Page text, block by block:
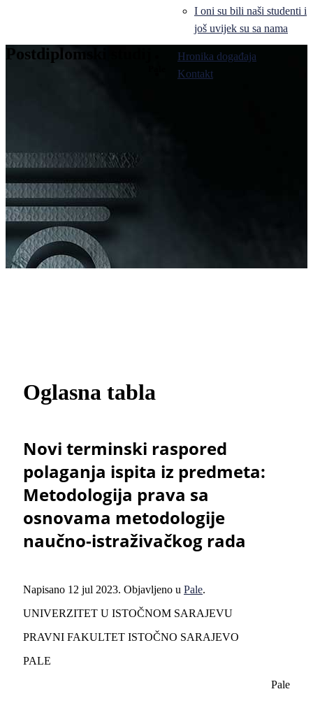
I oni su bili naši studenti i
još uvijek su sa nama
Hronika događaja
Kontakt
Postdiplomski studij
Oglasna tabla
Novi terminski raspored
polaganja ispita iz predmeta:
Metodologija prava sa
osnovama metodologije
naučno-istraživačkog rada
Napisano 12 jul 2023. Objavljeno u Pale.
UNIVERZITET U ISTOČNOM SARAJEVU
PRAVNI FAKULTET ISTOČNO SARAJEVO
PALE
Pale